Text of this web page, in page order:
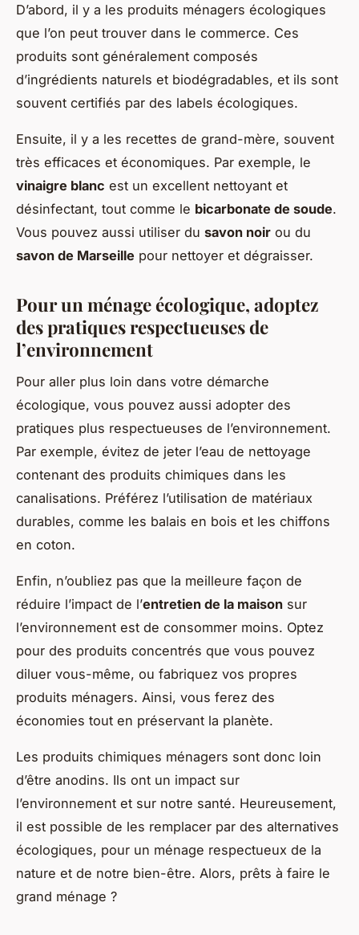
D’abord, il y a les produits ménagers écologiques
que l’on peut trouver dans le commerce. Ces
produits sont généralement composés
d’ingrédients naturels et biodégradables, et ils sont
souvent certifiés par des labels écologiques.
Ensuite, il y a les recettes de grand-mère, souvent
très efficaces et économiques. Par exemple, le
vinaigre blanc est un excellent nettoyant et
désinfectant, tout comme le bicarbonate de soude.
Vous pouvez aussi utiliser du savon noir ou du
savon de Marseille pour nettoyer et dégraisser.
Pour un ménage écologique, adoptez
des pratiques respectueuses de
l’environnement
Pour aller plus loin dans votre démarche
écologique, vous pouvez aussi adopter des
pratiques plus respectueuses de l’environnement.
Par exemple, évitez de jeter l’eau de nettoyage
contenant des produits chimiques dans les
canalisations. Préférez l’utilisation de matériaux
durables, comme les balais en bois et les chiffons
en coton.
Enfin, n’oubliez pas que la meilleure façon de
réduire l’impact de l’entretien de la maison sur
l’environnement est de consommer moins. Optez
pour des produits concentrés que vous pouvez
diluer vous-même, ou fabriquez vos propres
produits ménagers. Ainsi, vous ferez des
économies tout en préservant la planète.
Les produits chimiques ménagers sont donc loin
d’être anodins. Ils ont un impact sur
l’environnement et sur notre santé. Heureusement,
il est possible de les remplacer par des alternatives
écologiques, pour un ménage respectueux de la
nature et de notre bien-être. Alors, prêts à faire le
grand ménage ?